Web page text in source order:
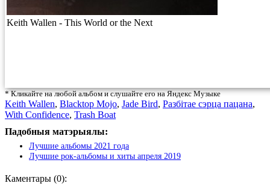
Keith Wallen - This World or the Next
* Кликайте на любой альбом и слушайте его на Яндекс Музыке
Keith Wallen, Blacktop Mojo, Jade Bird, Разбiтае сэрца пацана,
With Confidence, Trash Boat
Падобныя матэрыялы:
Лучшие альбомы 2021 года
Лучшие рок-альбомы и хиты апреля 2019
Каментары (0):